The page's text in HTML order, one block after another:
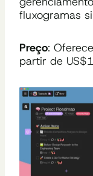
fluxogramas
Preço:
partir de